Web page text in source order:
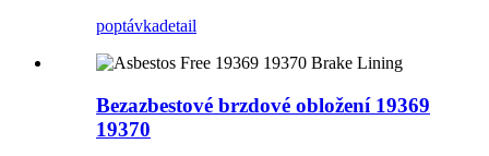
poptávkadetail
Bezazbestové brzdové obložení 19369
19370